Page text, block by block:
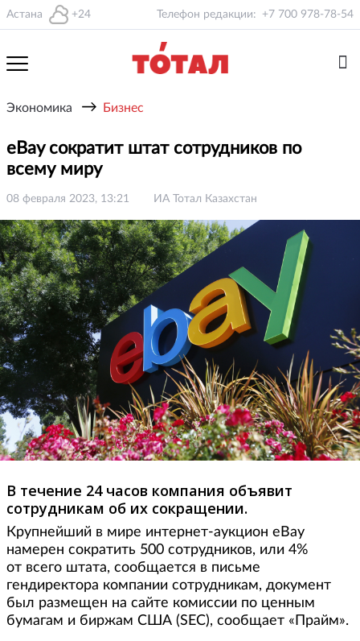
Астана +24 Телефон редакции: +7 700 978-78-54
Экономика → Бизнес
eBay сократит штат сотрудников по
всему миру
08 февраля 2023, 13:21 ИА Тотал Казахстан
В течение 24 часов компания объявит
сотрудникам об их сокращении.
Крупнейший в мире интернет-аукцион eBay
намерен сократить 500 сотрудников, или 4%
от всего штата, сообщается в письме
гендиректора компании сотрудникам, документ
был размещен на сайте комиссии по ценным
бумагам и биржам США (SEC), сообщает «Прайм».